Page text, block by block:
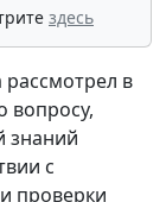
здесь
в
вопросу,
знаний
с
проверки